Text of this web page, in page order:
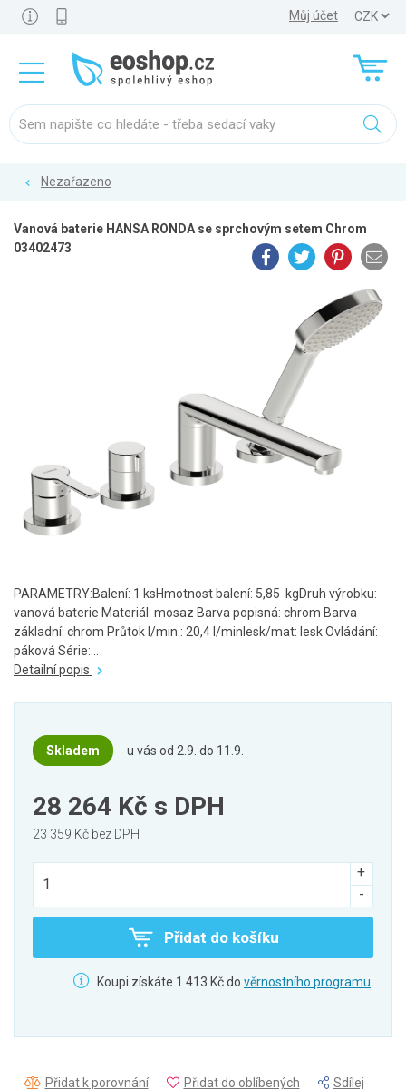
Můj účet
Nezařazeno
Vanová baterie HANSA RONDA se sprchovým setem Chrom
03402473
PARAMETRY:Balení: 1 ksHmotnost balení: 5,85 kgDruh výrobku:
vanová baterie Materiál: mosaz Barva popisná: chrom Barva
základní: chrom Průtok l/min.: 20,4 l/minlesk/mat: lesk Ovládání:
páková Série:...
Detailní popis
Skladem u vás od 2.9. do 11.9.
28 264 Kč s DPH
23 359 Kč bez DPH
Přidat do košíku
Koupi získáte 1 413 Kč do věrnostního programu
Přidat k porovnání Přidat do oblíbených
Sdílej